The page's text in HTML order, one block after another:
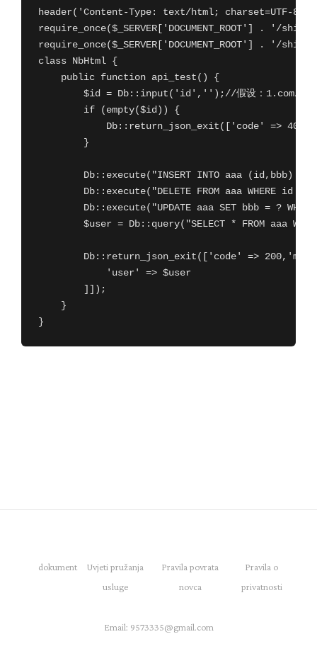
header('Content-Type: text/html; charset=UTF-8');
require_once($_SERVER['DOCUMENT_ROOT'] . '/
require_once($_SERVER['DOCUMENT_ROOT'] . '/
class NbHtml {
    public function api_test() {
$id = Db::input('id','');//假设：1.com/a/
        if (empty($id)) {
Db::return_json_exit(['code' =>
        }
Db::execute("INSERT INTO aaa (id,bbb)
Db::execute("DELETE FROM aaa WHERE id =
Db::execute("UPDATE aaa SET bbb = ?
$user = Db::query("SELECT * FROM aaa
Db::return_json_exit(['code' =>
            'user' => $user
        ]]);
    }
}
dokument
Uvjeti pružanja
usluge
Pravila povrata
novca
Pravila o
privatnosti
Email: 9573335@gmail.com